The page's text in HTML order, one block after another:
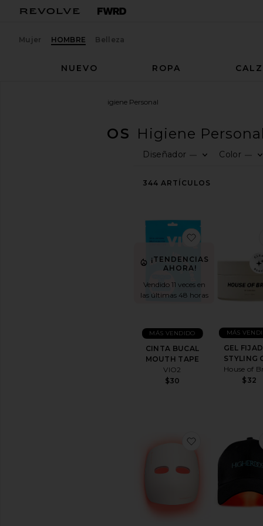
Mujer HOMBRE Belleza
NUEVO
ROPA
Higiene Personal
ACCESORIOS Higiene Personal
Diseñador —
Color —
344 ARTÍCULOS
¡TENDENCIAS
AHORA!
Vendido 11 veces en
las últimas 48 horas
CINTA BUCAL
MOUTH TAPE
VIO2
$30
MÁS VENDIDO
favoritoCINTA
GEL
STYLING
House of
$32
MÁS
favoritoMask